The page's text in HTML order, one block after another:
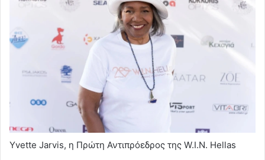
Yvette Jarvis, η Πρώτη Αντιπρόεδρος της W.I.N. Hellas